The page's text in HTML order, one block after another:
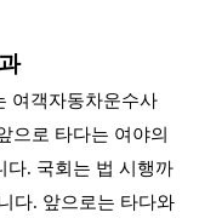
여객자동차운수사
으로 타다는 여야의
다. 국회는 법 시행까
다. 앞으로는 타다와